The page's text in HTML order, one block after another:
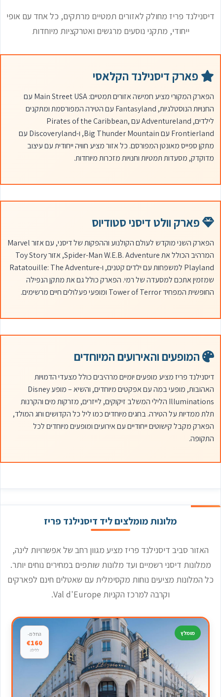
דיסנילנד פריז מחולק לאזורים תמטיים מרתקים, כל אחד עם אופי
ייחודי, מתקני נוסעים מרגשים ואטרקציות מיוחדות
פארק דיסנילנד הקלאסי
הפארק המקורי מציע חמישה אזורים תמטיים: Main Street USA עם
החנויות הנוסטלגיות, Fantasyland עם הטירה המפורסמת ומתקנים
לילדים, Adventureland עם Pirates of the Caribbean,
Frontierland עם Big Thunder Mountain, ו-Discoveryland עם
מתקן ספייס מאונטן המפורסם. כל אזור מציע חוויה ייחודית עם עיצוב
מדוקדק, מסעדות תמטיות וחנויות מזכרות מיוחדות.
פארק וולט דיסני סטודיוס
הפארק השני מוקדש לעולם הקולנוע וההפקות של דיסני, עם אזור Marvel
המרהיב הכולל את Spider-Man W.E.B. Adventure, אזור Toy Story
Playland למשפחות עם ילדים קטנים, ו-Ratatouille: The Adventure
שמזמין אתכם למסעדה של רמי. הפארק כולל גם את מתקן הנפילה
החופשית המפחיד Tower of Terror ומופעי פעלולים חיים מרשימים.
המופעים והאירועים המיוחדים
דיסנילנד פריז מציע מופעים יומיים מרהיבים כולל מצעדי הדמויות
האהובות, מופעי במה עם אפקטים מיוחדים, והשיא – מופע Disney
Illuminations הלילי המשלב זיקוקים, לייזרים, מזרקות מים והקרנות
תלת ממדיות על הטירה. בחגים מיוחדים כמו ליל כל הקדושים וחג המולד,
הפארק מקבל קישוטים ייחודיים עם אירועים ומופעים מיוחדים לכל
התקופה.
מלונות מומלצים ליד דיסנילנד פריז
האזור סביב דיסנילנד פריז מציע מגוון רחב של אפשרויות לינה,
ממלונות דיסני רשמיים ועד מלונות שותפים במחירים נוחים יותר.
כל המלונות מציעים נוחות מקסימלית עם שאטלים חינם לפארקים
וקרבה למרכז הקניות Val d'Europe.
מומלץ החל מ-
€160
ללילה